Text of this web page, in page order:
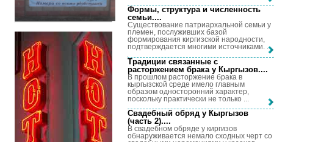
Формы, структура и численность
семьи....
Существование патриархальной семьи у
племен, послуживших базой
формирования киргизской народности,
подтверждается многими источниками. ...
Традиции связанные с
расторжением брака у Кыргызов....
В прошлом расторжение брака в
кыргызской среде имело главным
образом односторонний характер,
поскольку практически не только ...
Свадебный обряд у Кыргызов
(часть 2)....
В свадебном обряде у киргизов
обнаруживается немало сходных черт со